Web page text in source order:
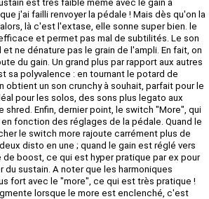
est très faible même avec le gain à
j'ai failli renvoyer la pédale ! Mais dès qu'on la
là c'est l'extase, elle sonne super bien. le
et permet pas mal de subtilités. Le son
ne dénature pas le grain de l'ampli. En fait, on
du gain. Un grand plus par rapport aux autres
sa polyvalence : en tournant le potard de
obtient un son crunchy à souhait, parfait pour le
pour les solos, des sons plus legato aux
shred. Enfin, dernier point, le switch "More", qui
fonction des réglages de la pédale. Quand le
le switch more rajoute carrément plus de
disto en une ; quand le gain est réglé vers
boost, ce qui est hyper pratique par ex pour
du sustain. A noter que les harmoniques
fort avec le "more", ce qui est très pratique !
lorsque le more est enclenché, c'est